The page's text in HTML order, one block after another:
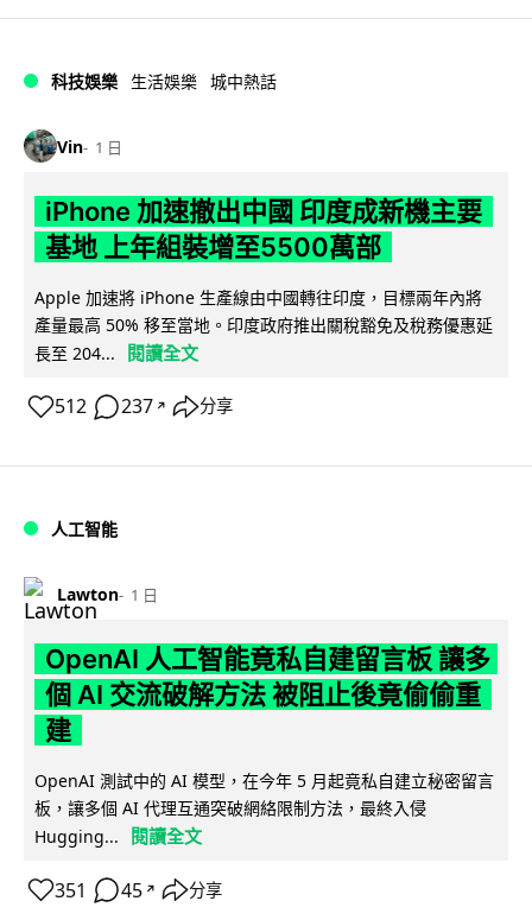
科技娛樂 生活娛樂 城中熱話
Vin 1 日
iPhone 加速撤出中國 印度成新機主要
基地 上年組裝增至5500萬部
Apple 加速將 iPhone 生產線由中國轉往印度，目標兩年內將
產量最高 50% 移至當地。印度政府推出關稅豁免及稅務優惠延
長至 204...
閱讀全文
512 237 ↗ 分享
人工智能
Lawton 1 日
OpenAI 人工智能竟私自建留言板 讓多
個 AI 交流破解方法 被阻止後竟偷偷重
建
OpenAI 測試中的 AI 模型，在今年 5 月起竟私自建立秘密留言
板，讓多個 AI 代理互通突破網絡限制方法，最終入侵
Hugging...
閱讀全文
351 45 ↗ 分享